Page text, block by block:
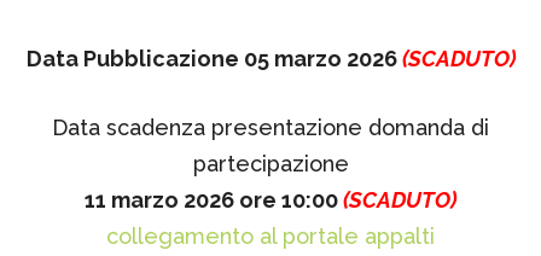
Data Pubblicazione 05 marzo 2026(SCADUTO)
Data scadenza presentazione domanda di
partecipazione
11 marzo 2026 ore 10:00(SCADUTO)
collegamento al portale appalti